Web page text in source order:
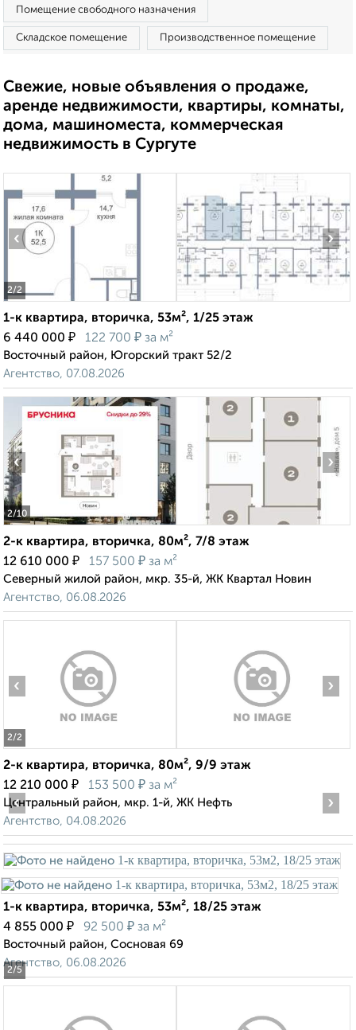
Помещение свободного назначения
Складское помещение Производственное помещение
Свежие, новые объявления о продаже,
аренде недвижимости, квартиры, комнаты,
дома, машиноместа, коммерческая
недвижимость в Сургуте
2/2
‹ ›
1-к квартира, вторичка, 53м², 1/25 этаж
6 440 000 ₽ 122 700 ₽ за м²
Восточный район, Югорский тракт 52/2
Агентство, 07.08.2026
2/10
‹ ›
2-к квартира, вторичка, 80м², 7/8 этаж
12 610 000 ₽ 157 500 ₽ за м²
Северный жилой район, мкр. 35-й, ЖК Квартал Новин
Агентство, 06.08.2026
2/2
‹ ›
2-к квартира, вторичка, 80м², 9/9 этаж
12 210 000 ₽ 153 500 ₽ за м²
Центральный район, мкр. 1-й, ЖК Нефть
Агентство, 04.08.2026
2/5
‹ ›
1-к квартира, вторичка, 53м², 18/25 этаж
4 855 000 ₽ 92 500 ₽ за м²
Восточный район, Сосновая 69
Агентство, 06.08.2026